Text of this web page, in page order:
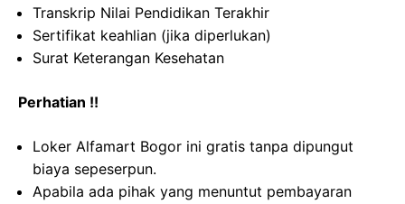
Transkrip Nilai Pendidikan Terakhir
Sertifikat keahlian (jika diperlukan)
Surat Keterangan Kesehatan
Perhatian !!
Loker Alfamart Bogor ini gratis tanpa dipungut
biaya sepeserpun.
Apabila ada pihak yang menuntut pembayaran